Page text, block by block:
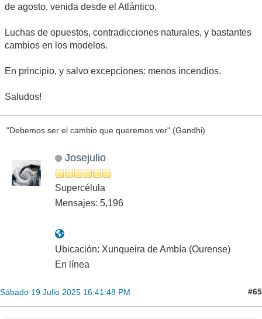
de agosto, venida desde el Atlántico.
Luchas de opuestos, contradicciones naturales, y bastantes
cambios en los modelos.
En principio, y salvo excepciones: menos incendios.
Saludos!
"Debemos ser el cambio que queremos ver" (Gandhi)
Josejulio
Supercélula
Mensajes: 5,196
Ubicación: Xunqueira de Ambía (Ourense)
En línea
Sábado 19 Julio 2025 16:41:48 PM #65